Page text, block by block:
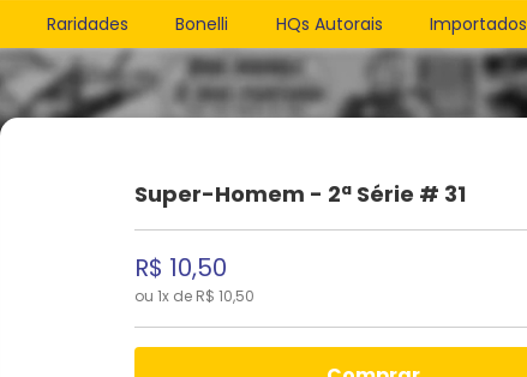
Raridades Bonelli HQs Autorais Importados
Super-Homem - 2ª Série # 31
R$ 10,50
ou 1x de R$ 10,50